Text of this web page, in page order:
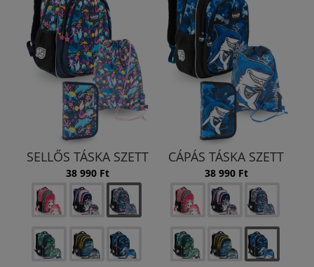
SELLŐS TÁSKA SZETT
38 990 Ft
CÁPÁS TÁSKA SZETT
38 990 Ft